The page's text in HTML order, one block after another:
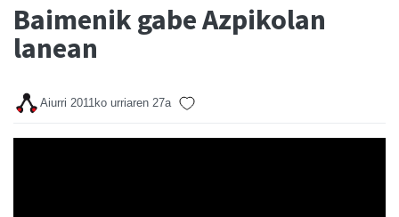
Baimenik gabe Azpikolan
lanean
Aiurri 2011ko urriaren 27a